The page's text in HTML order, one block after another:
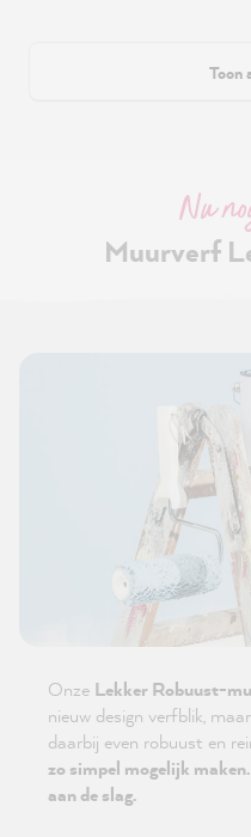
Toon
Nu
Muurverf
Onze Lekker Robuust-
nieuw design verfblik,
daarbij even robuust en
zo simpel mogelijk
aan de slag.